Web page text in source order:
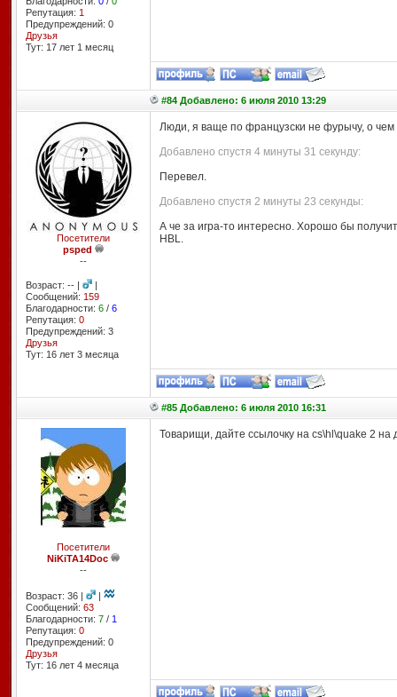
Репутация: 1
Предупреждений: 0
Друзья
Тут: 17 лет 1 месяц
#84 Добавлено: 6 июля 2010 13:29
Посетители
psped
--
Возраст: -- |
|
Сообщений: 159
Благодарности: 6/ 6
Репутация: 0
Предупреждений: 3
Друзья
Тут: 16 лет 3 месяцa
Люди, я ваще по французски не фурычу, о чем
Добавлено спустя 4 минуты 31 секунду:
Перевел.
Добавлено спустя 2 минуты 23 секунды:
А че за игра-то интересно. Хорошо бы
HBL.
#85 Добавлено: 6 июля 2010 16:31
Посетители
NiKiTA14Doc
--
Возраст: 36 |
|
Сообщений: 63
Благодарности: 7/ 1
Репутация: 0
Предупреждений: 0
Друзья
Тут: 16 лет 4 месяцa
Товарищи, дайте ссылочку на cs\hl\quake 2 на